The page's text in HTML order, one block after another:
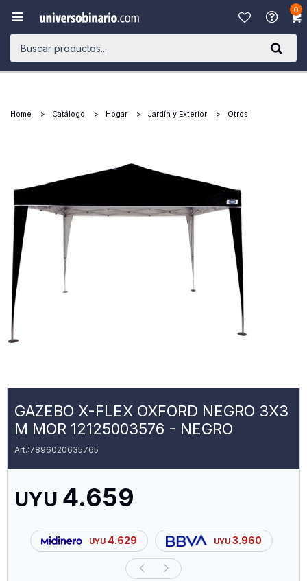
0

Home Catálogo Hogar Jardín y Exterior Otros
GAZEBO X-FLEX OXFORD NEGRO 3X3
M MOR 12125003576 - NEGRO
7896020635765
UYU 4.659
UYU 4.629 UYU 3.960